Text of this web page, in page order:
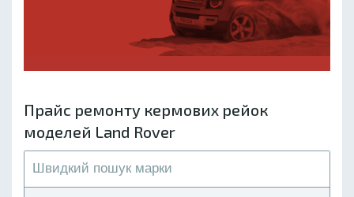
Прайс ремонту кермових рейок
моделей Land Rover